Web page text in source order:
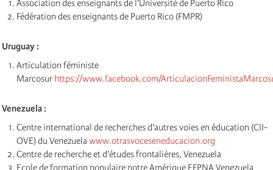
Association des enseignants de l’Université de Puerto Rico
Fédération des enseignants de Puerto Rico (FMPR)
Uruguay :
Articulation féministe
Marcosur https://www.facebook.com/
Venezuela :
Centre international de recherches d’autres voies en éducation (CII-
OVE) du Venezuela www.otrasvoceseneducacion.org
Centre de recherche et d’études frontalières, Venezuela
Ecole de formation populaire notre Amérique EFPNA Venezuela